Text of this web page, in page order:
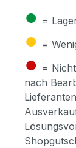
● =
● =
● =
nach